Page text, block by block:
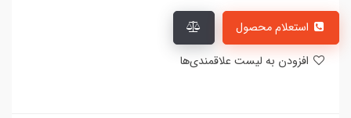
استعلام محصول